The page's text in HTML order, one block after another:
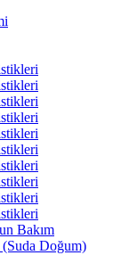
Bakım
Doğum)